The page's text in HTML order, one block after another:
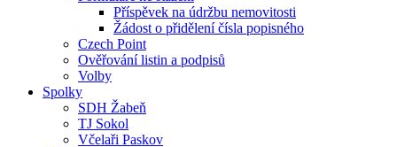
Příspěvek na údržbu nemovitosti
Žádost o přidělení čísla popisného
Czech Point
Ověřování listin a podpisů
Volby
Spolky
SDH Žabeň
TJ Sokol
Včelaři Paskov